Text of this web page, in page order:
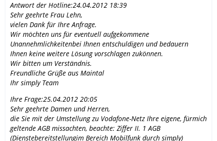
Antwort der Hotline:24.04.2012 18:39
Sehr geehrte Frau Lehn,
vielen Dank für Ihre Anfrage.
Wir möchten uns für eventuell aufgekommene
Unannehmlichkeitenbei Ihnen entschuldigen und bedauern
Ihnen keine weitere Lösung vorschlagen zukönnen.
Wir bitten um Verständnis.
Freundliche Grüße aus Maintal
Ihr simply Team
Ihre Frage:25.04.2012 20:05
Sehr geehrte Damen und Herren,
die Sie mit der Umstellung zu Vodafone-Netz Ihre eigene, fürmich
geltende AGB missachten, beachte: Ziffer II. 1 AGB
(Dienstebereitstellungim Bereich Mobilfunk durch simply)